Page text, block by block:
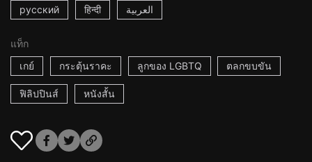
русский हिन्दी العربية
แท็ก
เกย์
กระตุ้นราคะ ลูกของ LGBTQ ตลกขบขัน
ฟิลิปปินส์ หนังสั้น